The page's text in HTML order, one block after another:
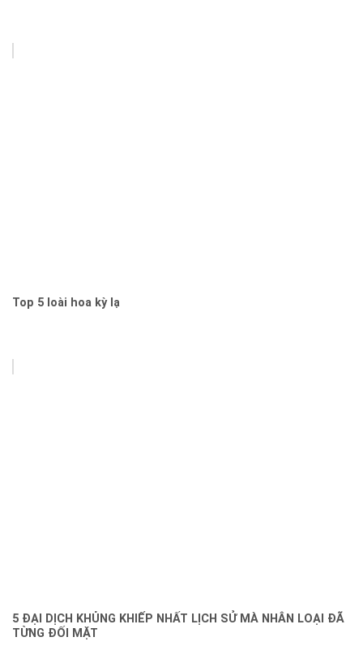
Top 5 loài hoa kỳ lạ
5 ĐẠI DỊCH KHỦNG KHIẾP NHẤT LỊCH SỬ MÀ NHÂN LOẠI ĐÃ
TỪNG ĐỐI MẶT